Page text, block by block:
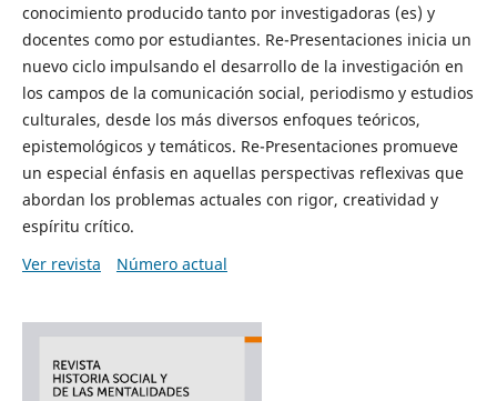
conocimiento producido tanto por investigadoras (es) y
docentes como por estudiantes. Re-Presentaciones inicia un
nuevo ciclo impulsando el desarrollo de la investigación en
los campos de la comunicación social, periodismo y estudios
culturales, desde los más diversos enfoques teóricos,
epistemológicos y temáticos. Re-Presentaciones promueve
un especial énfasis en aquellas perspectivas reflexivas que
abordan los problemas actuales con rigor, creatividad y
espíritu crítico.
Ver revista
Número actual